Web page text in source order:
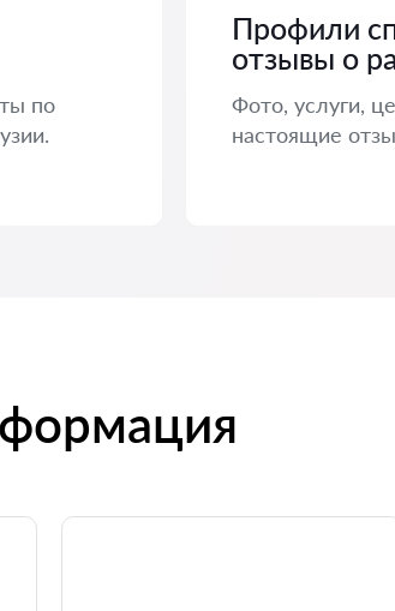
по
Профили
отзывы о
Фото, услуги,
настоящие